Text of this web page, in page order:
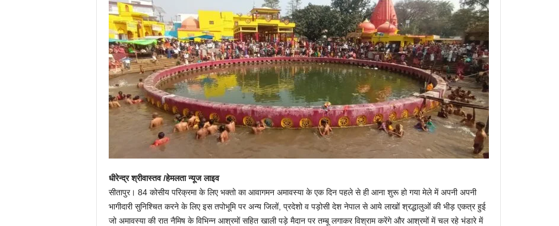
धीरेन्द्र श्रीवास्तव /हेमलता न्यूज लाइव
सीतापुर। 84 कोसीय परिक्रमा के लिए भक्तो का आवागमन अमावस्या के एक दिन पहले से ही आना शुरू हो गया मेले में अपनी अपनी
भागीदारी सुनिश्चित करने के लिए इस तपोभूमि पर अन्य जिलों, प्रदेशो व पड़ोसी देश नेपाल से आये लाखों श्रद्धालुओं की भीड़ एकत्र हुई
जो अमावस्या की रात नैमिष के विभिन्न आश्रमों सहित खाली पड़े मैदान पर तम्बू लगाकर विश्राम करेंगे और आश्रमों में चल रहे भंडारे में